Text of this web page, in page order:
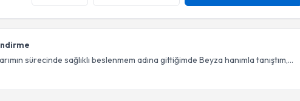
sürecinde sağlıklı beslenmem adına gittiğimde Beyza hanımla tanıştım,...